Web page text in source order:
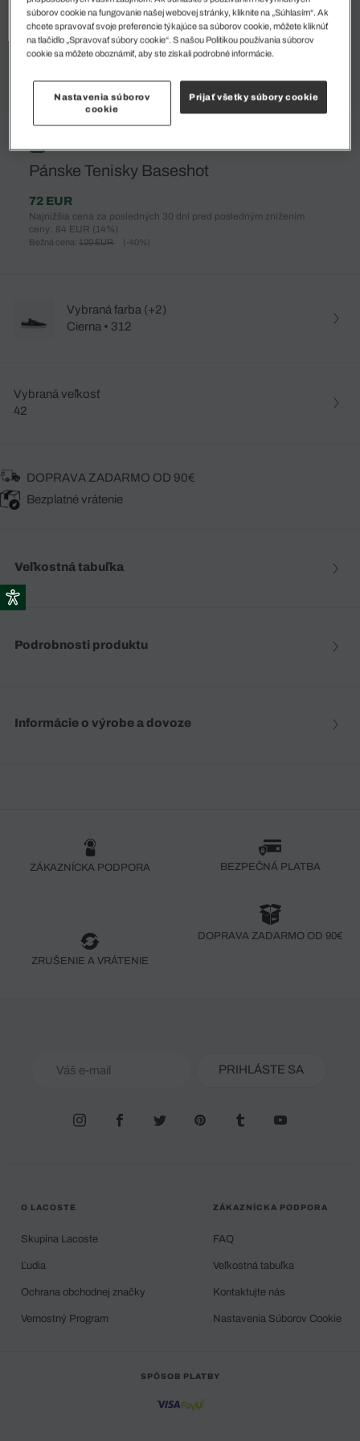
Pánske Tenisky Baseshot
72 EUR
Najnižšia cena za posledných 30 dní pred posledným znížením
ceny: 84 EUR (14%)
Bežná cena: 120 EUR (-40%)
Vybraná farba (+2)
Cierna • 312
Vybraná veľkosť
42
DOPRAVA ZADARMO OD 90€
Bezplatné vrátenie
Veľkostná tabuľka
Podrobnosti produktu
Informácie o výrobe a dovoze
ZÁKAZNÍCKA PODPORA BEZPEČNÁ PLATBA
ZRUŠENIE A VRÁTENIE
DOPRAVA ZADARMO OD 90€
PRIHLÁSTE SA
O LACOSTE
Skupina Lacoste
Ľudia
Ochrana obchodnej značky
Vernostný Program
ZÁKAZNÍCKA PODPORA
FAQ
Veľkostná tabuľka
Kontaktujte nás
Nastavenia Súborov Cookie
SPÔSOB PLATBY
súborov cookie na fungovanie našej webovej stránky, kliknite na „Súhlasím“. Ak
chcete spravovať svoje preferencie týkajúce sa súborov cookie, môžete kliknúť
na tlačidlo „Spravovať súbory cookie“. S našou Politikou používania súborov
cookie sa môžete oboznámiť, aby ste získali podrobné informácie.
Nastavenia súborov
cookie
Prijať všetky súbory cookie